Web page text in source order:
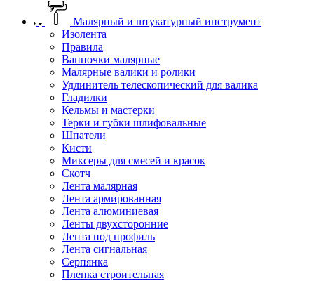
Малярный и штукатурный инструмент
Изолента
Правила
Ванночки малярные
Малярные валики и ролики
Удлинитель телескопический для валика
Гладилки
Кельмы и мастерки
Терки и губки шлифовальные
Шпатели
Кисти
Миксеры для смесей и красок
Скотч
Лента малярная
Лента армированная
Лента алюминиевая
Ленты двухсторонние
Лента под профиль
Лента сигнальная
Серпянка
Пленка строительная